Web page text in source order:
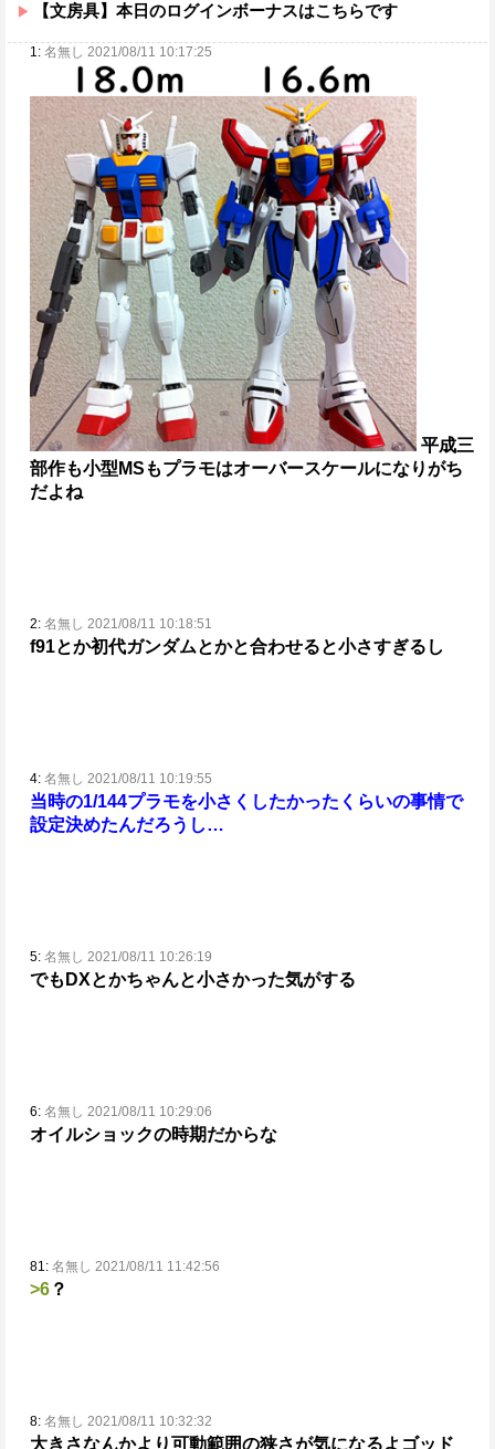
【文房具】本日のログインボーナスはこちらです
1: 名無し 2021/08/11 10:17:25
平成三
部作も小型MSもプラモはオーバースケールになりがち
だよね
2: 名無し 2021/08/11 10:18:51
f91とか初代ガンダムとかと合わせると小さすぎるし
4: 名無し 2021/08/11 10:19:55
当時の1/144プラモを小さくしたかったくらいの事情で
設定決めたんだろうし…
5: 名無し 2021/08/11 10:26:19
でもDXとかちゃんと小さかった気がする
6: 名無し 2021/08/11 10:29:06
オイルショックの時期だからな
81: 名無し 2021/08/11 11:42:56
>6 ？
8: 名無し 2021/08/11 10:32:32
大きさなんかより可動範囲の狭さが気になるよゴッド